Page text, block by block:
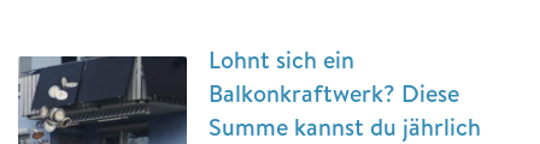
Lohnt sich ein
Balkonkraftwerk? Diese
Summe kannst du jährlich